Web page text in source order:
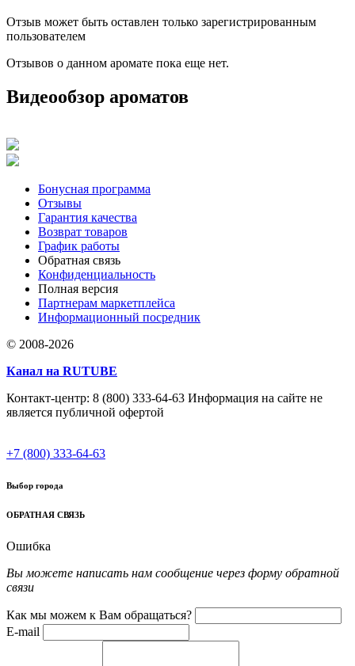
Отзыв может быть оставлен только зарегистрированным
пользователем
Отзывов о данном аромате пока еще нет.
Видеообзор ароматов
Бонусная программа
Отзывы
Гарантия качества
Возврат товаров
График работы
Обратная связь
Конфиденциальность
Полная версия
Партнерам маркетплейса
Информационный посредник
© 2008-2026
Канал на RUTUBE
Контакт-центр: 8 (800) 333-64-63 Информация на сайте не
является публичной офертой
+7 (800) 333-64-63
Выбор города
ОБРАТНАЯ СВЯЗЬ
Ошибка
Вы можете написать нам сообщение через форму обратной
связи
Как мы можем к Вам обращаться?
E-mail